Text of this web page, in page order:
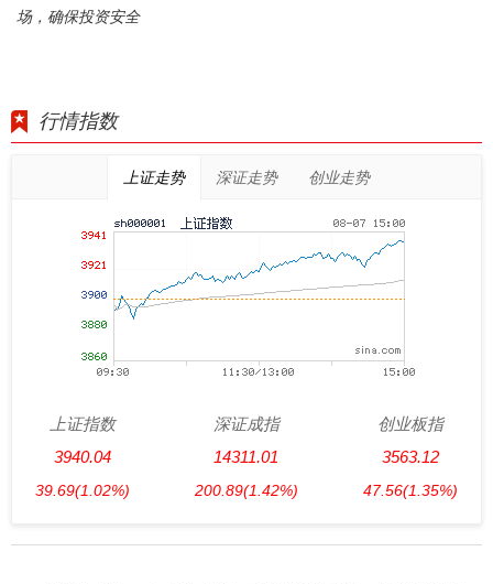
场，确保投资安全
行情指数
上证走势 深证走势 创业走势
上证指数
3940.04
39.69(1.02%)
深证成指
14311.01
200.89(1.42%)
创业板指
3563.12
47.56(1.35%)